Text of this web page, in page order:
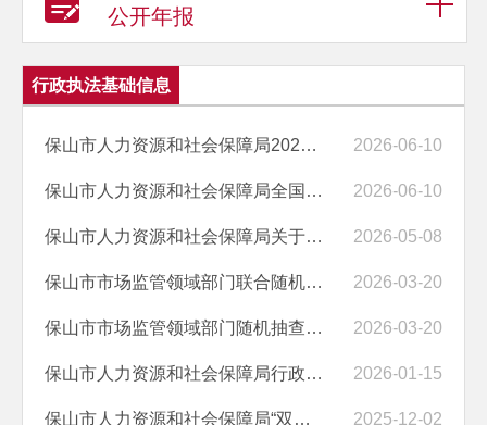
公开年报
行政执法基础信息
保山市人力资源和社会保障局2026年度涉企行政检查计划表 2026-06-10
保山市人力资源和社会保障局全国统一行政执法证件人员名单（2026年5月） 2026-06-10
保山市人力资源和社会保障局关于印发2026年度部门和部门联合“双随机、... 2026-05-08
保山市市场监管领域部门联合随机抽查事项清单（第六版） 2026-03-20
保山市市场监管领域部门随机抽查事项清单（第六版） 2026-03-20
保山市人力资源和社会保障局行政执法主体资格公告清单 2026-01-15
保山市人力资源和社会保障局“双随机、一公开”执法检查情况公示（二） 2025-12-02